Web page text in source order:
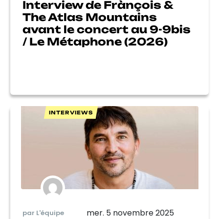
Interview de Frànçois &
The Atlas Mountains
avant le concert au 9-9bis
/ Le Métaphone (2026)
INTERVIEWS
par L'équipe mer. 5 novembre 2025